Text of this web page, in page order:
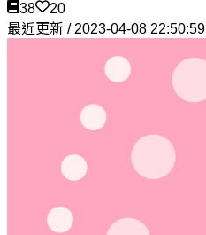
38
20
最近更新 / 2023-04-08 22:50:59